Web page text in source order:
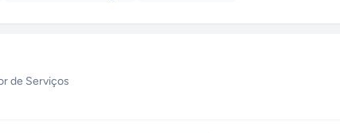
de Serviços